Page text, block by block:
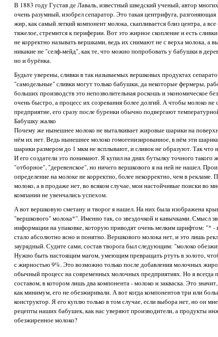
В 1883 году Густав де Лаваль, известный шведский ученый, автор
очень разумный, изобрел сепаратор. Это такая центрифуга,
жир, как самый легкий компонент молока, скапливается близ центра, а
тяжелое, стремится к периферии. Вот это жирное скопление и есть
не корректно называть вершками, ведь их снимают не с верха молока, а
никакие не "селф-мейд", как те, что можно попробовать у бабушки в
но и бурёнка.
Будьте уверены, сливки в так называемых вершковых продуктах
"самодельные" сливки могут только бабушки, да некоторые фермеры,
больших производств это непозволительная роскошь и экономическое
очень быстро, а процесс их созревания более долгий. А чтобы молоко
предприятие, его сразу после буренки обычно подвергают
Бабушку жалко
Почему же нынешнее молоко не выталкивает жировые шарики на
нём их нет. Ведь нынешнее молоко гомогенизированное, в нём эти
шарики размером до 1 мкм не всплывают, и сливок не образуют. Так что
И его создатели это понимают. Я купил на днях бутылку точного такого
"отборное", "деревенское", но ничего вершкового я на ней не нашел.
определение на молоке не корректно, более некорректно, чем в рекламе.
молоко, а в продаже нет, во всяком случае, мои настойчивые поиски во
компании не увенчались успехом.
А вот вершковую сметану и творог я нашел. На них была изображена
"вершкового" молока*". Именно так, со звездочкой и кавычками. Смысл
информации на упаковке, которую приводят очень мелким шрифтом: "* -
стало абсолютно ясно и понятно. Вершкового молока нет, и это лишь
заурядный. Судите сами, состав творога был следующим: "молоко
Нужно быть настоящим магом, умеющим превращать ртуть в золото,
с жирностью 9%. Это возможно только после добавления молочных
обычный процесс на современных молочных предприятиях. Но я всегда
составом, в котором лишь два компонента - молоко и закваска. Это
как минимум, его не обезжиривали. А вот когда компонентов три или
конструктор. Я его куплю только в том случае, если выбора нет, но он
рецепты наших бабушек, как нас уверяют производители, а продукты
обезжиренное молоко?